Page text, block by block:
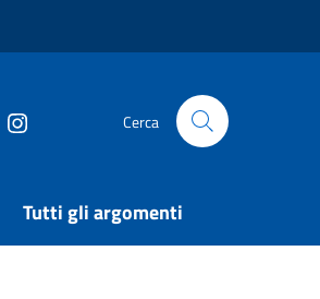
Cerca
Tutti gli argomenti